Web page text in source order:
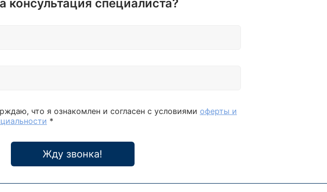
консультация специалиста?
что я ознакомлен и согласен с условиями оферты и
*
Жду звонка!